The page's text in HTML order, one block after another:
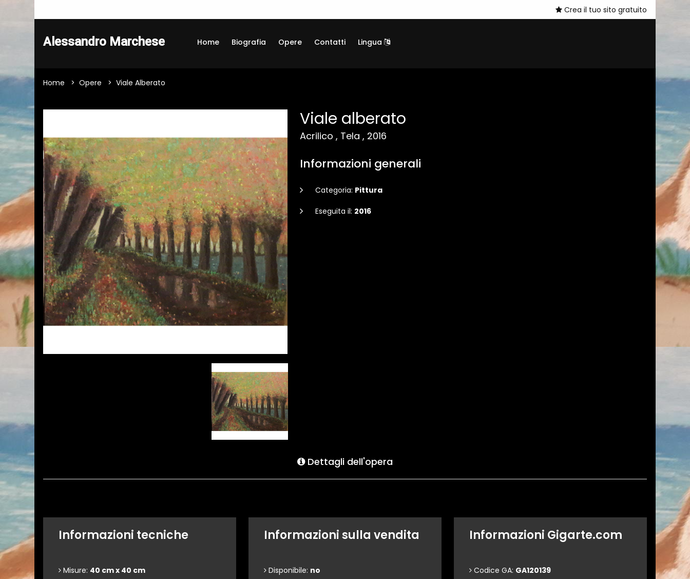
Crea il tuo sito gratuito
Alessandro Marchese Home Biografia Opere Contatti Lingua
Home Opere Viale Alberato
Viale alberato
Acrilico , Tela , 2016
Informazioni generali
Categoria: Pittura
Eseguita il: 2016
Dettagli dell'opera
Informazioni tecniche
Misure: 40 cm x 40 cm
Informazioni sulla vendita
Disponibile: no
Informazioni Gigarte.com
Codice GA: GA120139